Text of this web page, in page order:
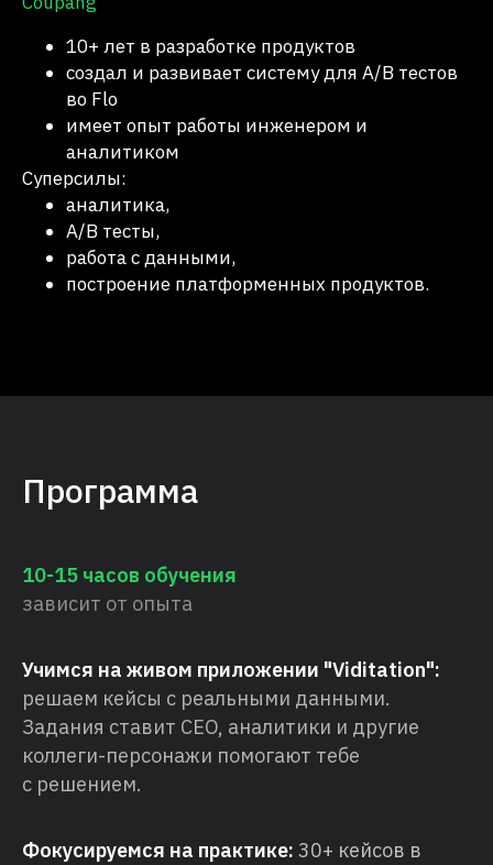
10+ лет в разработке продуктов
создал и развивает систему для A/B тестов
во Flo
имеет опыт работы инженером и
аналитиком
Суперсилы:
аналитика,
A/B тесты,
работа с данными,
построение платформенных продуктов.
Программа
10-15 часов обучения
зависит от опыта
Учимся на живом приложении "Viditation":
решаем кейсы с реальными данными.
Задания ставит CEO, аналитики и другие
коллеги-персонажи помогают тебе
с решением.
Фокусируемся на практике: 30+ кейсов в